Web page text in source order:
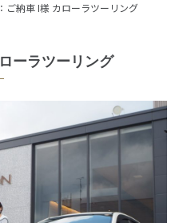
ご納車 I様 カローラツーリング
ーラツーリング